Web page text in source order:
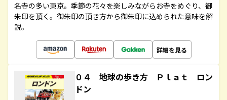
名寺の多い東京。季節の花々を楽しみながらお寺をめぐり、御
朱印を頂く。御朱印の頂き方から御朱印に込められた意味を解
説。
詳細を見る
０４ 地球の歩き方 Ｐｌａｔ ロン
ドン